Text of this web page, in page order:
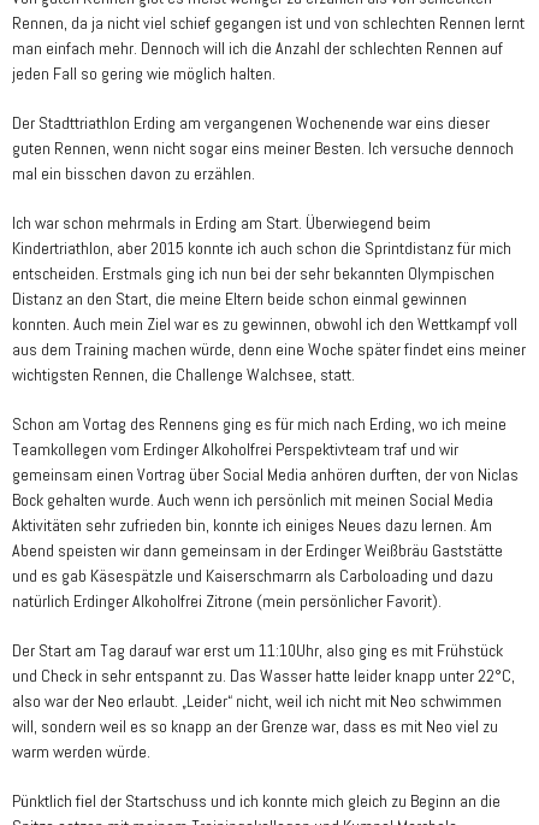
Rennen, da ja nicht viel schief gegangen ist und von schlechten Rennen lernt
man einfach mehr. Dennoch will ich die Anzahl der schlechten Rennen auf
jeden Fall so gering wie möglich halten.
Der Stadttriathlon Erding am vergangenen Wochenende war eins dieser
guten Rennen, wenn nicht sogar eins meiner Besten. Ich versuche dennoch
mal ein bisschen davon zu erzählen.
Ich war schon mehrmals in Erding am Start. Überwiegend beim
Kindertriathlon, aber 2015 konnte ich auch schon die Sprintdistanz für mich
entscheiden. Erstmals ging ich nun bei der sehr bekannten Olympischen
Distanz an den Start, die meine Eltern beide schon einmal gewinnen
konnten. Auch mein Ziel war es zu gewinnen, obwohl ich den Wettkampf voll
aus dem Training machen würde, denn eine Woche später findet eins meiner
wichtigsten Rennen, die Challenge Walchsee, statt.
Schon am Vortag des Rennens ging es für mich nach Erding, wo ich meine
Teamkollegen vom Erdinger Alkoholfrei Perspektivteam traf und wir
gemeinsam einen Vortrag über Social Media anhören durften, der von Niclas
Bock gehalten wurde. Auch wenn ich persönlich mit meinen Social Media
Aktivitäten sehr zufrieden bin, konnte ich einiges Neues dazu lernen. Am
Abend speisten wir dann gemeinsam in der Erdinger Weißbräu Gaststätte
und es gab Käsespätzle und Kaiserschmarrn als Carboloading und dazu
natürlich Erdinger Alkoholfrei Zitrone (mein persönlicher Favorit).
Der Start am Tag darauf war erst um 11:10Uhr, also ging es mit Frühstück
und Check in sehr entspannt zu. Das Wasser hatte leider knapp unter 22°C,
also war der Neo erlaubt. „Leider“ nicht, weil ich nicht mit Neo schwimmen
will, sondern weil es so knapp an der Grenze war, dass es mit Neo viel zu
warm werden würde.
Pünktlich fiel der Startschuss und ich konnte mich gleich zu Beginn an die